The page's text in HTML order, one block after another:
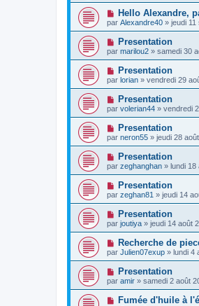
es
a
g
e
u
m
e
s
s
a
g
e
v
e
a
u
m
e
s
s
a
g
e
N
o
u
v
e
a
u
m
e
s
s
a
g
e
Hello Alexandre,
par Alexandre40 » jeudi 11
N
o
u
v
e
a
u
m
e
s
s
a
g
e
Presentation
par marilou2 » samedi 30
N
o
u
v
e
a
u
m
e
s
s
a
g
e
Presentation
par lorian » vendredi 29
N
o
u
v
e
a
u
m
e
s
s
a
g
e
Presentation
par volerian44 » vendredi
N
o
u
v
e
a
u
m
e
s
s
a
g
e
Presentation
par neron55 » jeudi 28
N
o
u
v
e
a
u
m
e
s
s
a
g
e
Presentation
par zeghanghan » lundi 18
N
o
u
v
e
a
u
m
e
s
s
a
g
e
Presentation
par zeghan81 » jeudi 14
N
o
u
v
e
a
u
m
e
s
s
Presentation
par joutiya » jeudi 14 août
N
o
u
v
e
a
u
m
Recherche de
par Julien07exup » lundi 4
N
o
u
v
e
Presentation
par amir » samedi 2 août
NFumée d'huile à